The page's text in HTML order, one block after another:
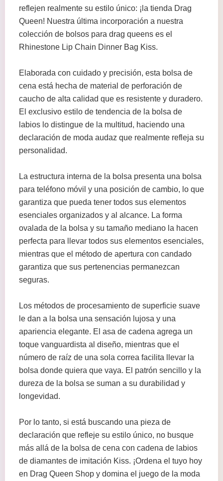
reflejen realmente su estilo único: ¡la tienda Drag
Queen! Nuestra última incorporación a nuestra
colección de bolsos para drag queens es el
Rhinestone Lip Chain Dinner Bag Kiss.
Elaborada con cuidado y precisión, esta bolsa de
cena está hecha de material de perforación de
caucho de alta calidad que es resistente y duradero.
El exclusivo estilo de tendencia de la bolsa de
labios lo distingue de la multitud, haciendo una
declaración de moda audaz que realmente refleja su
personalidad.
La estructura interna de la bolsa presenta una bolsa
para teléfono móvil y una posición de cambio, lo que
garantiza que pueda tener todos sus elementos
esenciales organizados y al alcance. La forma
ovalada de la bolsa y su tamaño mediano la hacen
perfecta para llevar todos sus elementos esenciales,
mientras que el método de apertura con candado
garantiza que sus pertenencias permanezcan
seguras.
Los métodos de procesamiento de superficie suave
le dan a la bolsa una sensación lujosa y una
apariencia elegante. El asa de cadena agrega un
toque vanguardista al diseño, mientras que el
número de raíz de una sola correa facilita llevar la
bolsa donde quiera que vaya. El patrón sencillo y la
dureza de la bolsa se suman a su durabilidad y
longevidad.
Por lo tanto, si está buscando una pieza de
declaración que refleje su estilo único, no busque
más allá de la bolsa de cena con cadena de labios
de diamantes de imitación Kiss. ¡Ordena el tuyo hoy
en Drag Queen Shop y domina el juego de la moda